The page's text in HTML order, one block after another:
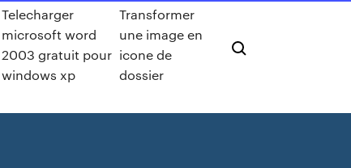
Telecharger
microsoft word
2003 gratuit pour
windows xp
Transformer
une image en
icone de
dossier